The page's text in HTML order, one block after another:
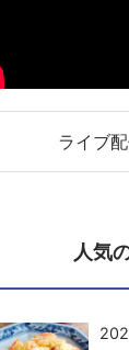
ライブ
人気